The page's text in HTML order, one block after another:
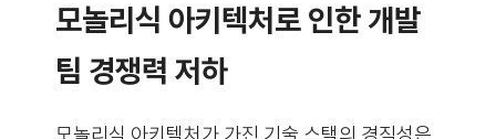
모놀리식 아키텍처로 인한 개발
팀 경쟁력 저하
모놀리식 아키텍처가 가진 기술 스택의 경직성은